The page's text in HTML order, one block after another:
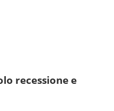
recessione e